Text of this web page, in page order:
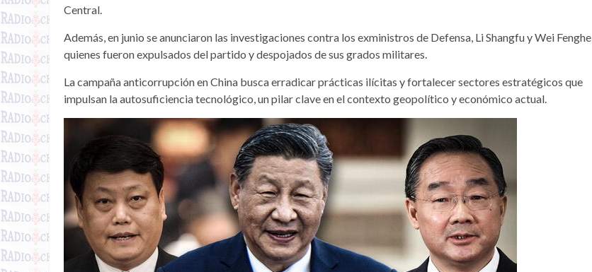
Central.
Además, en junio se anunciaron las investigaciones contra los exministros de Defensa, Li Shangfu y Wei Fenghe,
quienes fueron expulsados del partido y despojados de sus grados militares.
La campaña anticorrupción en China busca erradicar prácticas ilícitas y fortalecer sectores estratégicos que
impulsan la autosuficiencia tecnológico, un pilar clave en el contexto geopolítico y económico actual.